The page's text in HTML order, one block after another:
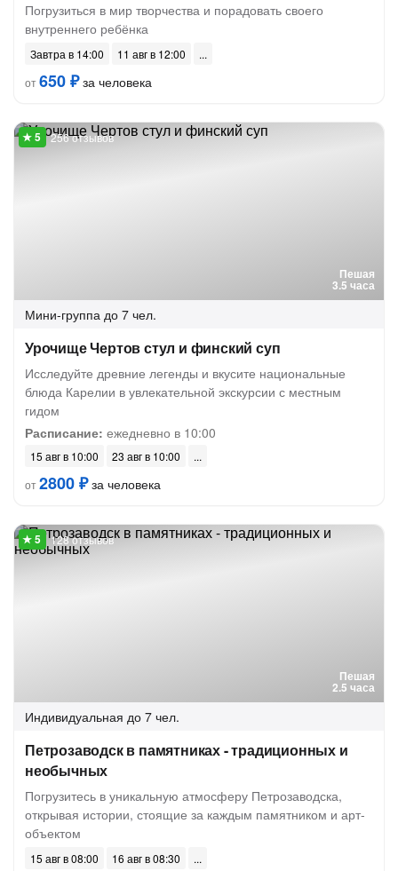
Погрузиться в мир творчества и порадовать своего
внутреннего ребёнка
Завтра в 14:00
11 авг в 12:00
от650 ₽за человека
Пешая
3.5 часа
256 отзывов
Мини-группа до 7 чел.
Урочище Чертов стул и финский суп
Исследуйте древние легенды и вкусите национальные
блюда Карелии в увлекательной экскурсии с местным
гидом
Расписание: ежедневно в 10:00
15 авг в 10:00
23 авг в 10:00
от2800 ₽за человека
Пешая
2.5 часа
128 отзывов
Индивидуальная до 7 чел.
Петрозаводск в памятниках - традиционных и
необычных
Погрузитесь в уникальную атмосферу Петрозаводска,
открывая истории, стоящие за каждым памятником и арт-
объектом
15 авг в 08:00
16 авг в 08:30